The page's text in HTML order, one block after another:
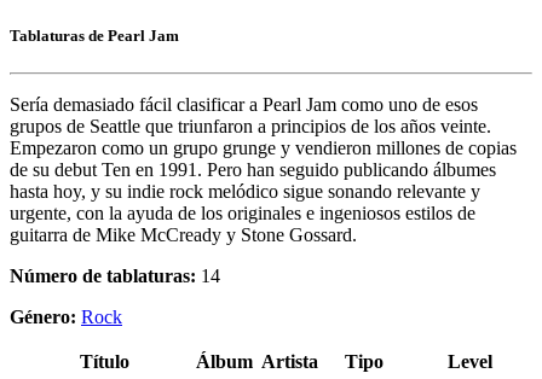
Tablaturas de Pearl Jam
Sería demasiado fácil clasificar a Pearl Jam como uno de esos
grupos de Seattle que triunfaron a principios de los años veinte.
Empezaron como un grupo grunge y vendieron millones de copias
de su debut Ten en 1991. Pero han seguido publicando álbumes
hasta hoy, y su indie rock melódico sigue sonando relevante y
urgente, con la ayuda de los originales e ingeniosos estilos de
guitarra de Mike McCready y Stone Gossard.
Número de tablaturas: 14
Género: Rock
Título Álbum Artista Tipo Level